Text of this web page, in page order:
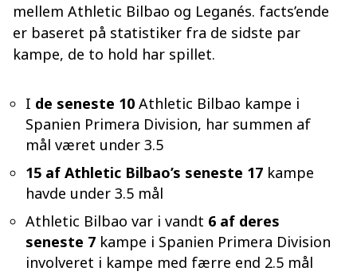
mellem Athletic Bilbao og Leganés. facts’ende
er baseret på statistiker fra de sidste par
kampe, de to hold har spillet.
I de seneste 10 Athletic Bilbao kampe i
Spanien Primera Division, har summen af
mål været under 3.5
15 af Athletic Bilbao’s seneste 17 kampe
havde under 3.5 mål
Athletic Bilbao var i vandt 6 af deres
seneste 7 kampe i Spanien Primera Division
involveret i kampe med færre end 2.5 mål